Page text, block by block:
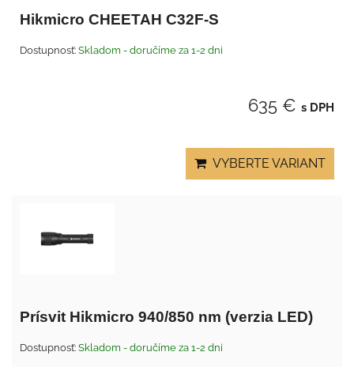
Hikmicro CHEETAH C32F-S
Dostupnosť: Skladom - doručíme za 1-2 dni
635 € s DPH
VYBERTE VARIANT
Prísvit Hikmicro 940/850 nm (verzia LED)
Dostupnosť: Skladom - doručíme za 1-2 dni